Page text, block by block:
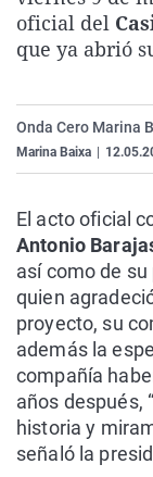
oficial del
que ya abrió
Onda Cero Marina
Marina Baixa
El acto oficial
Antonio
así como de su
quien
proyecto, su
además la
compañía
años después,
historia y
señaló la